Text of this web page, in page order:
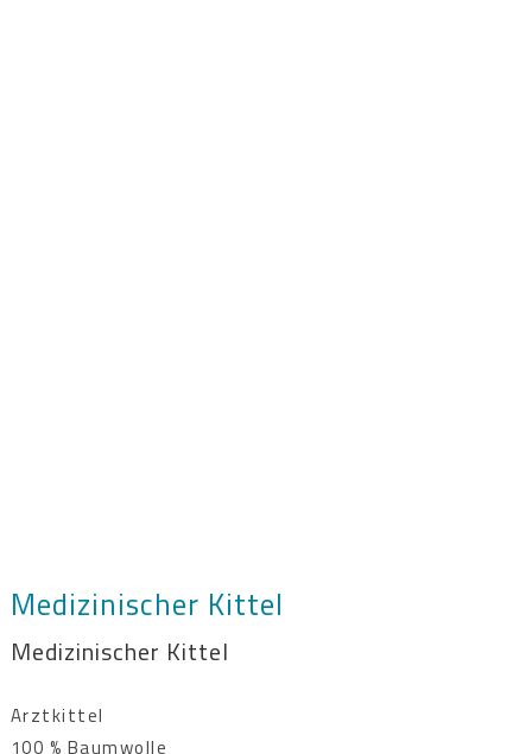
Medizinischer Kittel
Medizinischer Kittel
Arztkittel
100 % Baumwolle